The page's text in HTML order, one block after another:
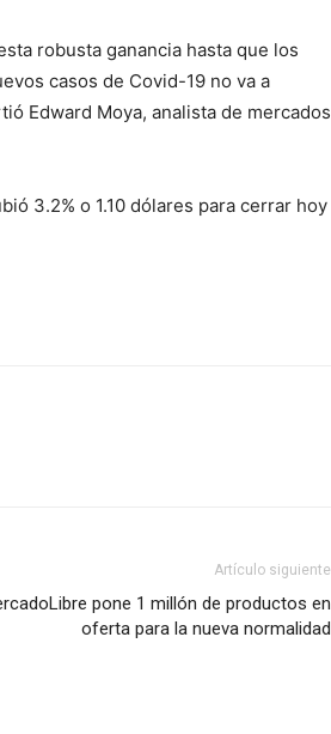
robusta ganancia hasta que los
casos de Covid-19 no va a
Edward Moya, analista de mercados
3.2% o 1.10 dólares para cerrar hoy
Artículo siguiente
pone 1 millón de productos en
oferta para la nueva normalidad